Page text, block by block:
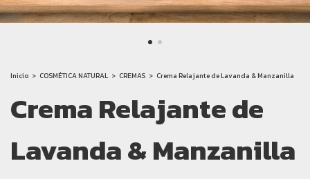
Inicio > COSMÉTICA NATURAL > CREMAS > Crema Relajante de Lavanda & Manzanilla
Crema Relajante de
Lavanda & Manzanilla